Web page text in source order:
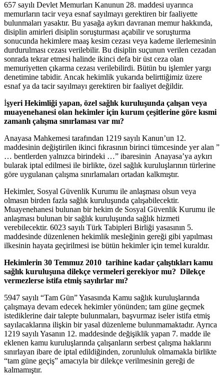
657 sayılı Devlet Memurları Kanunun 28. maddesi uyarınca
memurların tacir veya esnaf sayılmayı gerektiren bir faaliyette
bulunmaları yasaktır. Bu yasağa aykırı davranan memur hakkında,
disiplin amirleri disiplin soruşturması açabilir ve soruşturma
sonucunda hekimlere maaş kesim cezası veya kademe ilerlemesinin
durdurulması cezası verilebilir. Bu disiplin suçunun verilen cezadan
sonrada tekrar etmesi halinde ikinci defa bir üst ceza olan
memuriyetten çıkarma cezası verilebilirdi. Bütün bu işlemler yargı
denetimine tabidir. Ancak hekimlik yukarıda belirttiğimiz üzere
esnaf ya da tacir sayılmayı gerektiren bir faaliyet değildir.
İşyeri Hekimliği yapan, özel sağlık kuruluşunda çalışan veya
muayenehanesi olan hekimler için kurum çeşitlerine göre kısmi
zamanlı çalışma sınırlaması var mı?
Anayasa Mahkemesi tarafından 1219 sayılı Kanun’un 12.
maddesinin değiştirilen ikinci fıkrasının birinci tümcesinde yer alan ”
… bentlerden yalnızca birindeki …” ibaresinin Anayasa’ya aykırı
bularak iptal edilmesi ile birlikte, özel sağlık kuruluşlarının türlerine
göre uygulanan çalışma sınırlamaları ortadan kalkmıştır.
Hekimler, Sosyal Güvenlik Kurumu ile anlaşması olsun veya
olmasın birden fazla sağlık kuruluşunda çalışabilecektir.
Muayenehanesi bulunan bir hekim de Sosyal Güvenlik Kurumu ile
anlaşması bulunan bir sağlık kuruluşunda sağlık hizmeti
verebilecektir. 6023 sayılı Türk Tabipleri Birliği yasasının 5.
maddesinde düzenlenen hekimlik mesleğinin gereği gibi yapılması
ilkesinin hayata geçirilmesi ise bütün hekimler için temel kuraldır.
Hekimlerin 30 Temmuz 2010 tarihine kadar çalıştıkları kamu
sağlık kuruluşuna dilekçe vermeleri gerekiyor mu? Dilekçe
vermezlerse istifa etmiş sayılırlar mı?
5947 sayılı “Tam Gün” Yasasında Kamu sağlık kuruluşlarında
çalışmaya devam edecek hekimler yönünden; tam güne geçmek
istediklerine dair talepte bulunmaları, başvurmaz iseler istifa etmiş
sayılacaklarına ilişkin bir yasal düzenleme bulunmamaktadır. Ayrıca
1219 sayılı Yasanın 12. maddesinde değişiklik yapan 7. madde ile
eklenen kamu kuruluşlarında çalışanların serbest çalışma haklarını
sınırlayan ibare de iptal edildiğinden, zorunluluk olmamakla birlikte
“tam güne geçiş” amacıyla bir dilekçe verilmesinin gereği de
kalmamıştır.